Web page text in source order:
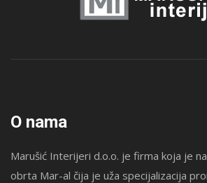
O nama
Marušić Interijeri d.o.o. je firma koja je
obrta Mar-al čija je uža specijalizacija